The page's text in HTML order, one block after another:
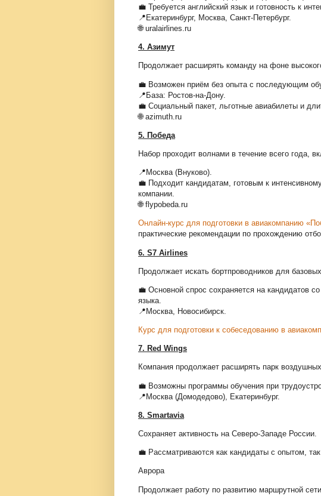
💼 Требуется английский язык и готовность к
📍Екатеринбург, Москва, Санкт-Петербург.
🌐 uralairlines.ru
4. Азимут
Продолжает расширять команду на фоне
💼 Возможен приём без опыта с последующим
📍База: Ростов-на-Дону.
💼 Социальный пакет, льготные авиабилеты и
🌐 azimuth.ru
5. Победа
Набор проходит волнами в течение всего года,
📍Москва (Внуково).
💼 Подходит кандидатам, готовым к
компании.
🌐 flypobeda.ru
Онлайн-курс для подготовки в авиакомпанию
практические рекомендации по прохождению
6. S7 Airlines
Продолжает искать бортпроводников для
💼 Основной спрос сохраняется на кандидатов
языка.
📍Москва, Новосибирск.
Курс для подготовки к собеседованию в
7. Red Wings
Компания продолжает расширять парк
💼 Возможны программы обучения при
📍Москва (Домодедово), Екатеринбург.
8. Smartavia
Сохраняет активность на Северо-Западе России.
💼 Рассматриваются как кандидаты с опытом,
Аврора
Продолжает работу по развитию маршрутной